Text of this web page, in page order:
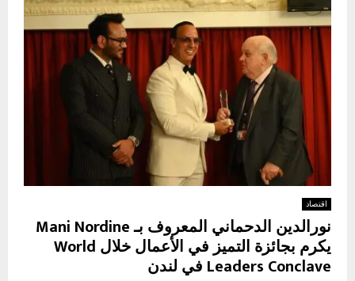
اقتصاد
نورالدين الدحماني المعروف بـ Mani Nordine
يكرم بجائزة التميز في الأعمال خلال World
Leaders Conclave في لندن